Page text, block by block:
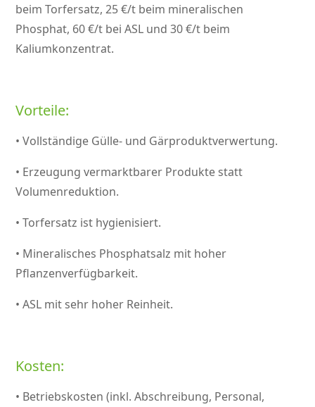
beim Torfersatz, 25 €/t beim mineralischen
Phosphat, 60 €/t bei ASL und 30 €/t beim
Kaliumkonzentrat.
Vorteile:
• Vollständige Gülle- und Gärproduktverwertung.
• Erzeugung vermarktbarer Produkte statt
Volumenreduktion.
• Torfersatz ist hygienisiert.
• Mineralisches Phosphatsalz mit hoher
Pflanzenverfügbarkeit.
• ASL mit sehr hoher Reinheit.
Kosten:
• Betriebskosten (inkl. Abschreibung, Personal,